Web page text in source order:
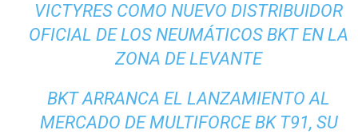
VICTYRES COMO NUEVO DISTRIBUIDOR
OFICIAL DE LOS NEUMÁTICOS BKT EN LA
ZONA DE LEVANTE
BKT ARRANCA EL LANZAMIENTO AL
MERCADO DE MULTIFORCE BK T91, SU